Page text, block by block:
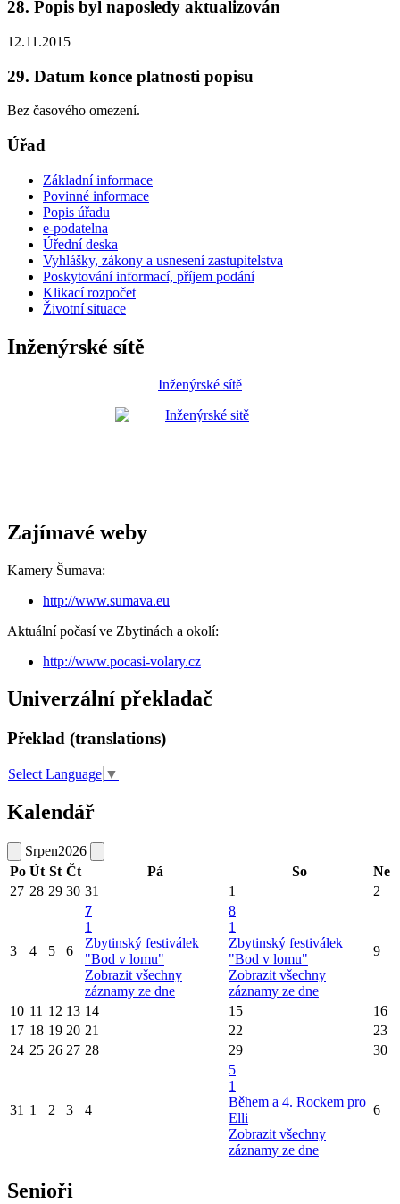
28. Popis byl naposledy aktualizován
12.11.2015
29. Datum konce platnosti popisu
Bez časového omezení.
Úřad
Základní informace
Povinné informace
Popis úřadu
e-podatelna
Úřední deska
Vyhlášky, zákony a usnesení zastupitelstva
Poskytování informací, příjem podání
Klikací rozpočet
Životní situace
Inženýrské sítě
Inženýrské sítě
Zajímavé weby
Kamery Šumava:
http://www.sumava.eu
Aktuální počasí ve Zbytinách a okolí:
http://www.pocasi-volary.cz
Univerzální překladač
Překlad (translations)
Select Language ▼
Kalendář
Srpen2026
Po Út St Čt Pá So
Ne
27 28 29 30 31 1 2
3 4 5 6
7
1
Zbytinský festiválek
"Bod v lomu"
Zobrazit všechny
záznamy ze dne
8
1
Zbytinský festiválek
"Bod v lomu"
Zobrazit všechny
záznamy ze dne
9
10 11 12 13 14 15
16
17 18 19 20 21 22
23
24 25 26 27 28 29 30
31 1 2 3 4
5
1
Během a 4. Rockem pro
Elli
Zobrazit všechny
záznamy ze dne
6
Senioři